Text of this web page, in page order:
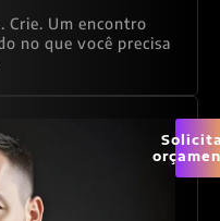
Crie. Um encontro
no que você precisa